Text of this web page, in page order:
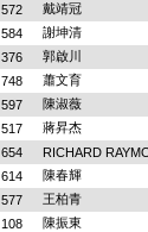
572
戴靖冠
584
謝坤清
376
郭啟川
748
蕭文育
597
陳淑薇
517
蔣昇杰
654
RICHARD
614
陳春輝
577
王柏青
108
陳振東